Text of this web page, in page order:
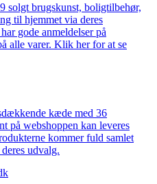
solgt brugskunst, boligtilbehør,
til hjemmet via deres
gode anmeldelser på
alle varer. Klik her for at se
kæde med 36
på webshoppen kan leveres
kommer fuld samlet
udvalg.